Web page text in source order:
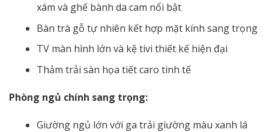
xám và ghế bành da cam nổi bật
Bàn trà gỗ tự nhiên kết hợp mặt kính sang trọng
TV màn hình lớn và kệ tivi thiết kế hiện đại
Thảm trải sàn họa tiết caro tinh tế
Phòng ngủ chính sang trọng:
Giường ngủ lớn với ga trải giường màu xanh lá